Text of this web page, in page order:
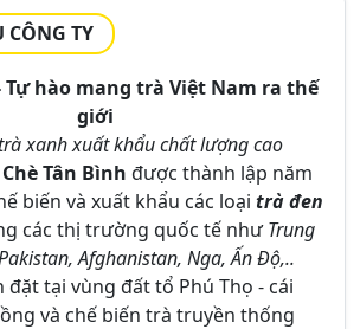
CÔNG TY
Tự hào mang trà Việt Nam ra thế
giới
xanh xuất khẩu chất lượng cao
Tân Bình được thành lập năm
biến và xuất khẩu các loại trà đen
các thị trường quốc tế nhưTrung
Afghanistan, Nga, Ấn Độ,..
đặt tại vùng đất tổ Phú Thọ - cái
và chế biến trà truyền thống